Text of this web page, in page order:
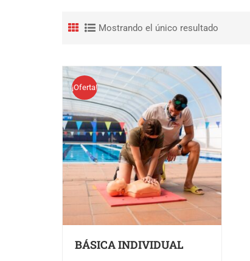
Mostrando el único resultado
¡Oferta!
BÁSICA INDIVIDUAL